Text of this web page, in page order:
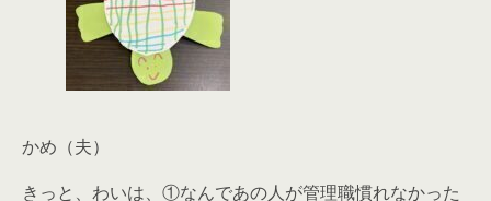
かめ（夫）
きっと、わいは、①なんであの人が管理職慣れなかった